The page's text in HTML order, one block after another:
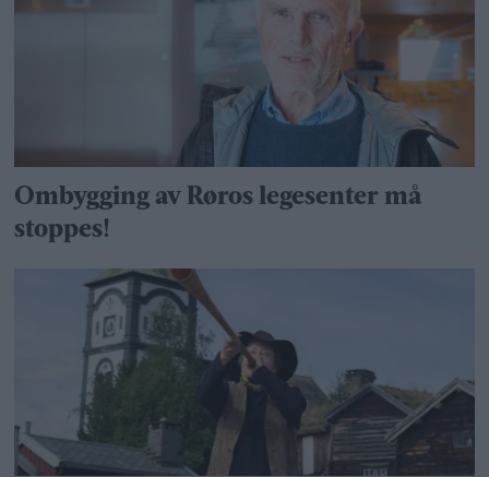
Ombygging av Røros legesenter må
stoppes!